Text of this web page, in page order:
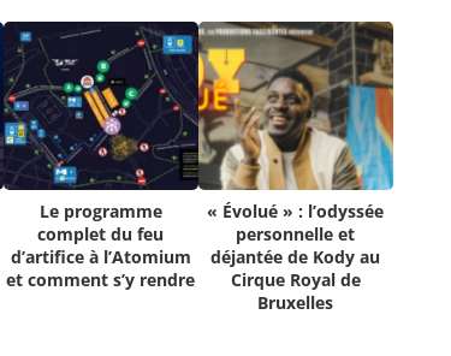
Le programme
complet du feu
d’artifice à l’Atomium
et comment s’y rendre
« Évolué » : l’odyssée
personnelle et
déjantée de Kody au
Cirque Royal de
Bruxelles